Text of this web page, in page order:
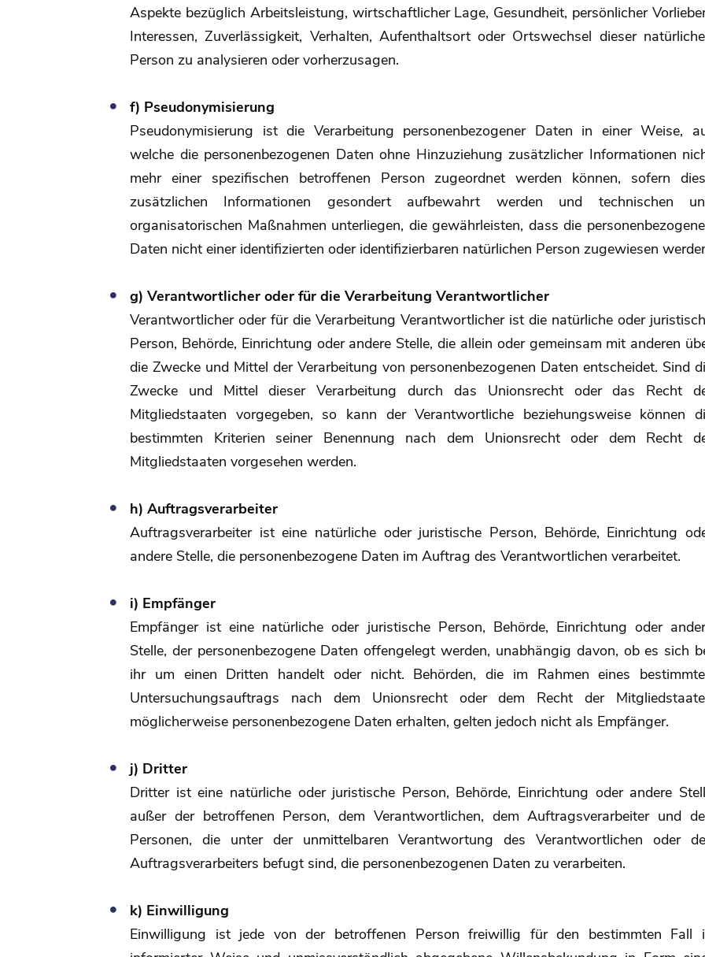
Aspekte bezüglich Arbeitsleistung, wirtschaftlicher Lage, Gesundheit, persönlicher
Interessen, Zuverlässigkeit, Verhalten, Aufenthaltsort oder Ortswechsel dieser
Person zu analysieren oder vorherzusagen.
f) Pseudonymisierung
Pseudonymisierung ist die Verarbeitung personenbezogener Daten in einer Weise,
welche die personenbezogenen Daten ohne Hinzuziehung zusätzlicher Informationen
mehr einer spezifischen betroffenen Person zugeordnet werden können, sofern
zusätzlichen Informationen gesondert aufbewahrt werden und technischen
organisatorischen Maßnahmen unterliegen, die gewährleisten, dass die
Daten nicht einer identifizierten oder identifizierbaren natürlichen Person zugewiesen
g) Verantwortlicher oder für die Verarbeitung Verantwortlicher
Verantwortlicher oder für die Verarbeitung Verantwortlicher ist die natürliche oder
Person, Behörde, Einrichtung oder andere Stelle, die allein oder gemeinsam mit anderen
die Zwecke und Mittel der Verarbeitung von personenbezogenen Daten entscheidet. Sind
Zwecke und Mittel dieser Verarbeitung durch das Unionsrecht oder das Recht
Mitgliedstaaten vorgegeben, so kann der Verantwortliche beziehungsweise können
bestimmten Kriterien seiner Benennung nach dem Unionsrecht oder dem Recht
Mitgliedstaaten vorgesehen werden.
h) Auftragsverarbeiter
Auftragsverarbeiter ist eine natürliche oder juristische Person, Behörde, Einrichtung
andere Stelle, die personenbezogene Daten im Auftrag des Verantwortlichen verarbeitet.
i) Empfänger
Empfänger ist eine natürliche oder juristische Person, Behörde, Einrichtung oder
Stelle, der personenbezogene Daten offengelegt werden, unabhängig davon, ob es sich
ihr um einen Dritten handelt oder nicht. Behörden, die im Rahmen eines
Untersuchungsauftrags nach dem Unionsrecht oder dem Recht der
möglicherweise personenbezogene Daten erhalten, gelten jedoch nicht als Empfänger.
j) Dritter
Dritter ist eine natürliche oder juristische Person, Behörde, Einrichtung oder andere
außer der betroffenen Person, dem Verantwortlichen, dem Auftragsverarbeiter und
Personen, die unter der unmittelbaren Verantwortung des Verantwortlichen oder
Auftragsverarbeiters befugt sind, die personenbezogenen Daten zu verarbeiten.
k) Einwilligung
Einwilligung ist jede von der betroffenen Person freiwillig für den bestimmten Fall